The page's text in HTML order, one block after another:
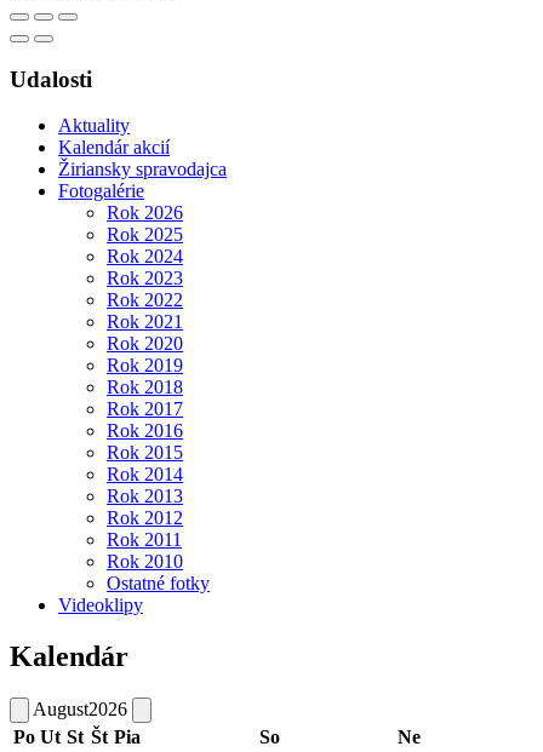
Udalosti
Aktuality
Kalendár akcií
Žiriansky spravodajca
Fotogalérie
Rok 2026
Rok 2025
Rok 2024
Rok 2023
Rok 2022
Rok 2021
Rok 2020
Rok 2019
Rok 2018
Rok 2017
Rok 2016
Rok 2015
Rok 2014
Rok 2013
Rok 2012
Rok 2011
Rok 2010
Ostatné fotky
Videoklipy
Kalendár
August2026
Po Ut St Št Pia So
Ne